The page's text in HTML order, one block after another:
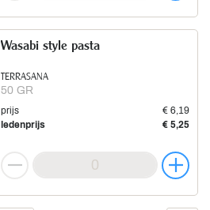
TERRASANA
50 GR
Wasabi style pasta
prijs
€ 6,19
ledenprijs
€ 5,25